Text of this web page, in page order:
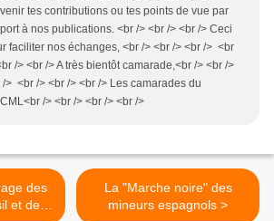
tes contributions ou tes points de vue par
à nos publications. <br /> <br /> <br /> Ceci
faciliter nos échanges, <br /> <br /> <br /> <br
/> <br /> A très bientôt camarade,<br /> <br />
/> <br /> <br /> <br /> Les camarades du
/> <br /> <br /> <br />
et de
La "Marche noire" des
mineurs espagnols >